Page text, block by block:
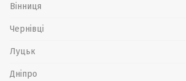
Вінниця
Чернівці
Луцьк
Дніпро